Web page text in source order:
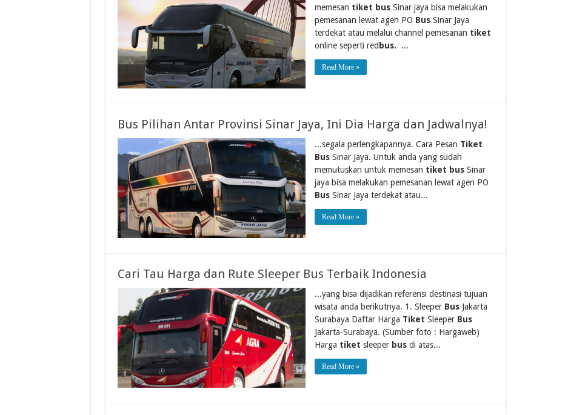
memesan tiket busSinar jaya bisa melakukan
pemesanan lewat agen PO BusSinar Jaya
terdekat atau melalui channel pemesanan tiket
online seperti red bus. ...
Read More »
Bus Pilihan Antar Provinsi Sinar Jaya, Ini Dia Harga dan Jadwalnya!
...segala perlengkapannya. Cara Pesan Tiket
BusSinar Jaya. Untuk anda yang sudah
memutuskan untuk memesan tiket busSinar
jaya bisa melakukan pemesanan lewat agen PO
BusSinar Jaya terdekat atau...
Read More »
Cari Tau Harga dan Rute Sleeper Bus Terbaik Indonesia
...yang bisa dijadikan referensi destinasi tujuan
wisata anda berikutnya. 1. Sleeper BusJakarta
Surabaya Daftar Harga Tiket Sleeper Bus
Jakarta-Surabaya. (Sumber foto : Hargaweb)
Harga tiket sleeper busdi atas...
Read More »